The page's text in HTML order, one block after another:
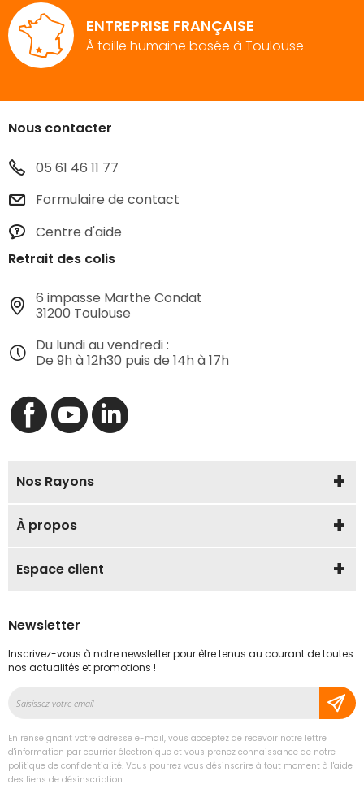
ENTREPRISE FRANÇAISE
À taille humaine basée à Toulouse
Nous contacter
05 61 46 11 77
Formulaire de contact
Centre d'aide
Retrait des colis
6 impasse Marthe Condat
31200 Toulouse
Du lundi au vendredi :
De 9h à 12h30 puis de 14h à 17h
Nos Rayons
À propos
Espace client
Newsletter
Inscrivez-vous à notre newsletter pour être tenus au courant de toutes
nos actualités et promotions !
notre
lettre
d’information
:
En renseignant votre adresse e-mail, vous acceptez de recevoir notre lettre
d'information par courrier électronique et vous prenez connaissance de notre
politique de confidentialité. Vous pourrez vous désinscrire à tout moment à l'aide
des liens de désinscription.